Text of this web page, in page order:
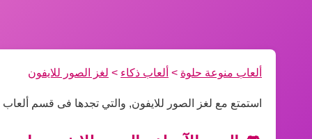
ألعاب منوعة حلوة > ألعاب ذكاء > لغز الصور للايفون
استمتع مع لغز الصور للايفون, والتي تجدها فى قسم ألعاب